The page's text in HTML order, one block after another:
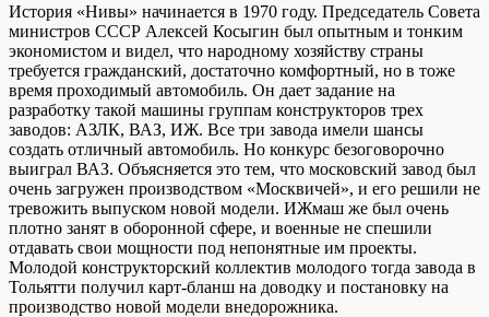
История «Нивы» начинается в 1970 году. Председатель Совета
министров СССР Алексей Косыгин был опытным и тонким
экономистом и видел, что народному хозяйству страны
требуется гражданский, достаточно комфортный, но в тоже
время проходимый автомобиль. Он дает задание на
разработку такой машины группам конструкторов трех
заводов: АЗЛК, ВАЗ, ИЖ. Все три завода имели шансы
создать отличный автомобиль. Но конкурс безоговорочно
выиграл ВАЗ. Объясняется это тем, что московский завод был
очень загружен производством «Москвичей», и его решили не
тревожить выпуском новой модели. ИЖмаш же был очень
плотно занят в оборонной сфере, и военные не спешили
отдавать свои мощности под непонятные им проекты.
Молодой конструкторский коллектив молодого тогда завода в
Тольятти получил карт-бланш на доводку и постановку на
производство новой модели внедорожника.